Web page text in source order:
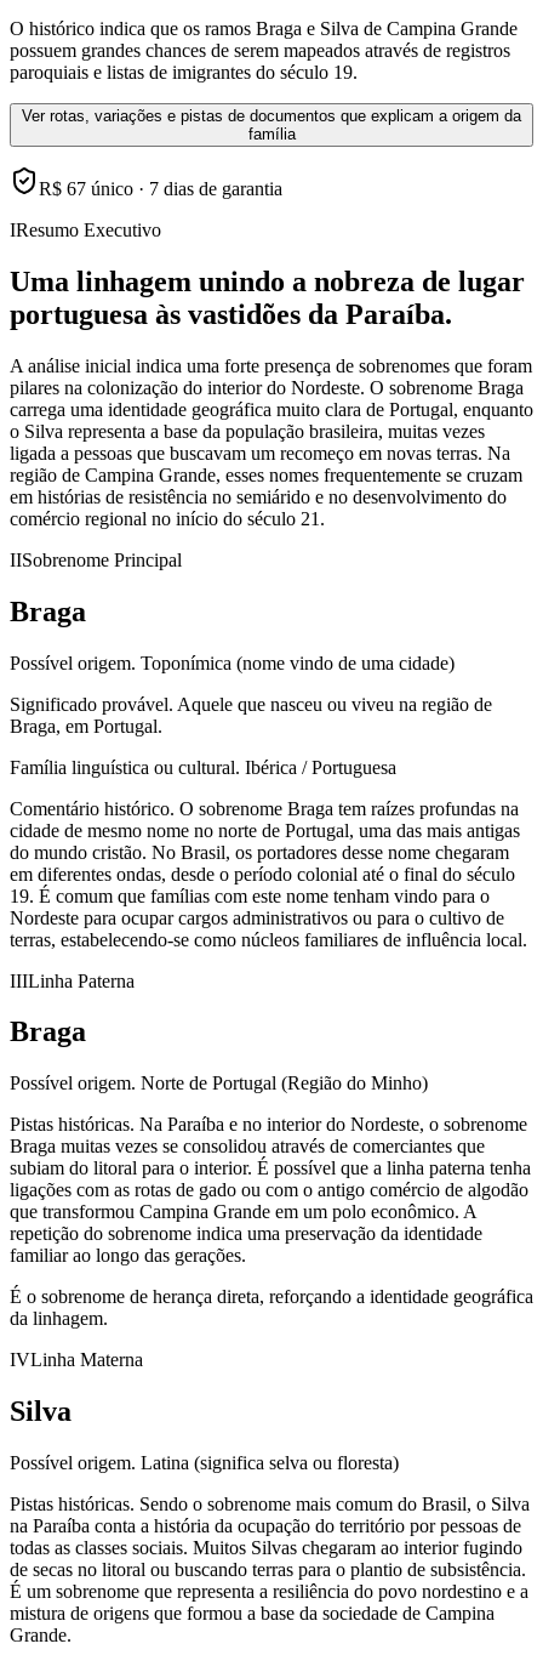
O histórico indica que os ramos Braga e Silva de Campina Grande
possuem grandes chances de serem mapeados através de registros
paroquiais e listas de imigrantes do século 19.
Ver rotas, variações e pistas de documentos que explicam a origem da
família
R$ 67 único · 7 dias de garantia
IResumo Executivo
Uma linhagem unindo a nobreza de lugar
portuguesa às vastidões da Paraíba.
A análise inicial indica uma forte presença de sobrenomes que foram
pilares na colonização do interior do Nordeste. O sobrenome Braga
carrega uma identidade geográfica muito clara de Portugal, enquanto
o Silva representa a base da população brasileira, muitas vezes
ligada a pessoas que buscavam um recomeço em novas terras. Na
região de Campina Grande, esses nomes frequentemente se cruzam
em histórias de resistência no semiárido e no desenvolvimento do
comércio regional no início do século 21.
IISobrenome Principal
Braga
Possível origem. Toponímica (nome vindo de uma cidade)
Significado provável. Aquele que nasceu ou viveu na região de
Braga, em Portugal.
Família linguística ou cultural. Ibérica / Portuguesa
Comentário histórico. O sobrenome Braga tem raízes profundas na
cidade de mesmo nome no norte de Portugal, uma das mais antigas
do mundo cristão. No Brasil, os portadores desse nome chegaram
em diferentes ondas, desde o período colonial até o final do século
19. É comum que famílias com este nome tenham vindo para o
Nordeste para ocupar cargos administrativos ou para o cultivo de
terras, estabelecendo-se como núcleos familiares de influência local.
IIILinha Paterna
Braga
Possível origem. Norte de Portugal (Região do Minho)
Pistas históricas. Na Paraíba e no interior do Nordeste, o sobrenome
Braga muitas vezes se consolidou através de comerciantes que
subiam do litoral para o interior. É possível que a linha paterna tenha
ligações com as rotas de gado ou com o antigo comércio de algodão
que transformou Campina Grande em um polo econômico. A
repetição do sobrenome indica uma preservação da identidade
familiar ao longo das gerações.
É o sobrenome de herança direta, reforçando a identidade geográfica
da linhagem.
IVLinha Materna
Silva
Possível origem. Latina (significa selva ou floresta)
Pistas históricas. Sendo o sobrenome mais comum do Brasil, o Silva
na Paraíba conta a história da ocupação do território por pessoas de
todas as classes sociais. Muitos Silvas chegaram ao interior fugindo
de secas no litoral ou buscando terras para o plantio de subsistência.
É um sobrenome que representa a resiliência do povo nordestino e a
mistura de origens que formou a base da sociedade de Campina
Grande.